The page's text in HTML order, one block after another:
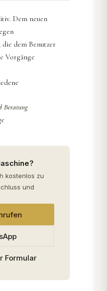
Dem neuen
die dem Benutzer
Vorgänge
Beratung
kostenlos zu
und
Formular